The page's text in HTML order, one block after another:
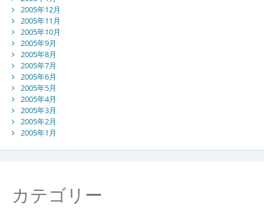
2005年12月
2005年11月
2005年10月
2005年9月
2005年8月
2005年7月
2005年6月
2005年5月
2005年4月
2005年3月
2005年2月
2005年1月
カテゴリー